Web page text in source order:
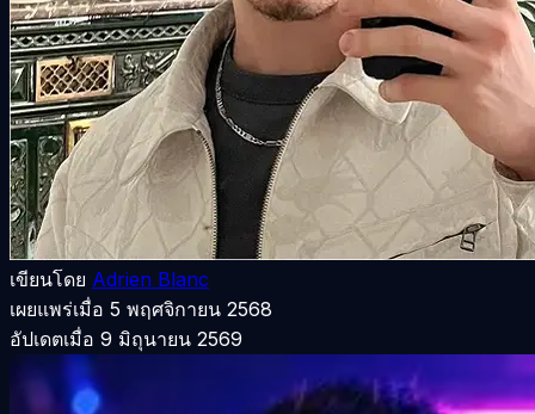
เขียนโดย Adrien Blanc
เผยแพร่เมื่อ 5 พฤศจิกายน 2568
อัปเดตเมื่อ 9 มิถุนายน 2569